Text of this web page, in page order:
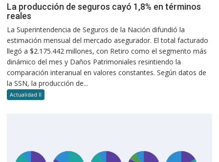
La producción de seguros cayó 1,8% en términos
reales
La Superintendencia de Seguros de la Nación difundió la
estimación mensual del mercado asegurador. El total facturado
llegó a $2.175.442 millones, con Retiro como el segmento más
dinámico del mes y Daños Patrimoniales resintiendo la
comparación interanual en valores constantes. Según datos de
la SSN, la producción de...
Actualidad II